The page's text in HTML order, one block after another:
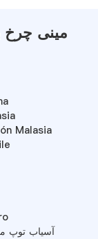
مینی
Malasia
آسیاب توپ معدن 35 اینچ تامین کننده توپ